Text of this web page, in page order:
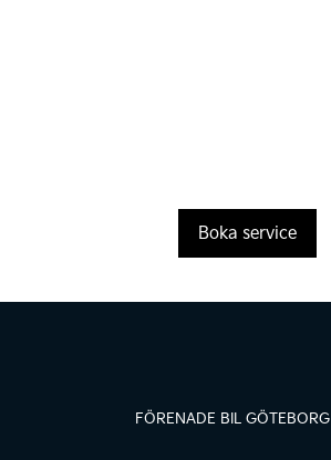
Boka service
FÖRENADE BIL GÖTEBORG